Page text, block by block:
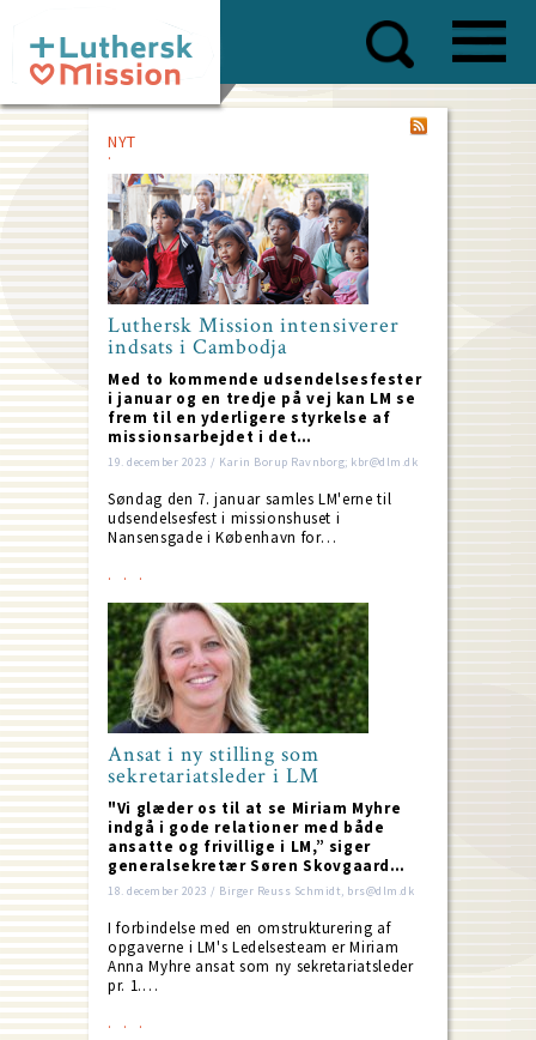
main
content
NYT
Luthersk Mission intensiverer
indsats i Cambodja
Med to kommende udsendelsesfester
i januar og en tredje på vej kan LM se
frem til en yderligere styrkelse af
missionsarbejdet i det…
19. december 2023 / Karin Borup Ravnborg; kbr@dlm.dk
Søndag den 7. januar samles LM'erne til
udsendelsesfest i missionshuset i
Nansensgade i København for…
Ansat i ny stilling som
sekretariatsleder i LM
"Vi glæder os til at se Miriam Myhre
indgå i gode relationer med både
ansatte og frivillige i LM,” siger
generalsekretær Søren Skovgaard…
18. december 2023 / Birger Reuss Schmidt, brs@dlm.dk
I forbindelse med en omstrukturering af
opgaverne i LM's Ledelsesteam er Miriam
Anna My­h­re ansat som ny sekretariatsleder
pr. 1.…